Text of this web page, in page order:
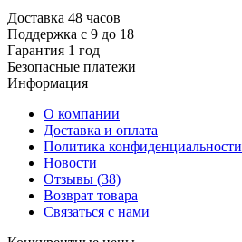
Доставка 48 часов
Поддержка с 9 до 18
Гарантия 1 год
Безопасные платежи
Информация
О компании
Доставка и оплата
Политика конфиденциальности
Новости
Отзывы (38)
Возврат товара
Связаться с нами